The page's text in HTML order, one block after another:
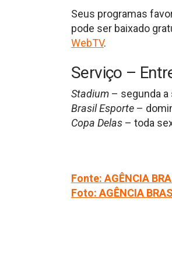
Seus programas
pode ser baixado
WebTV.
Serviço –
Stadium – segunda a
Brasil Esporte –
Copa Delas – toda
Fonte: AGÊNCIA
Foto: AGÊNCIA